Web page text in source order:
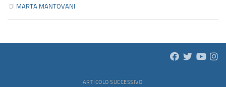
DI MARTA MANTOVANI
ARTICOLO SUCCESSIVO